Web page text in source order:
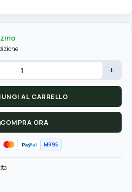
+
AL CARRELLO
COMPRA ORA
PayPal MR95